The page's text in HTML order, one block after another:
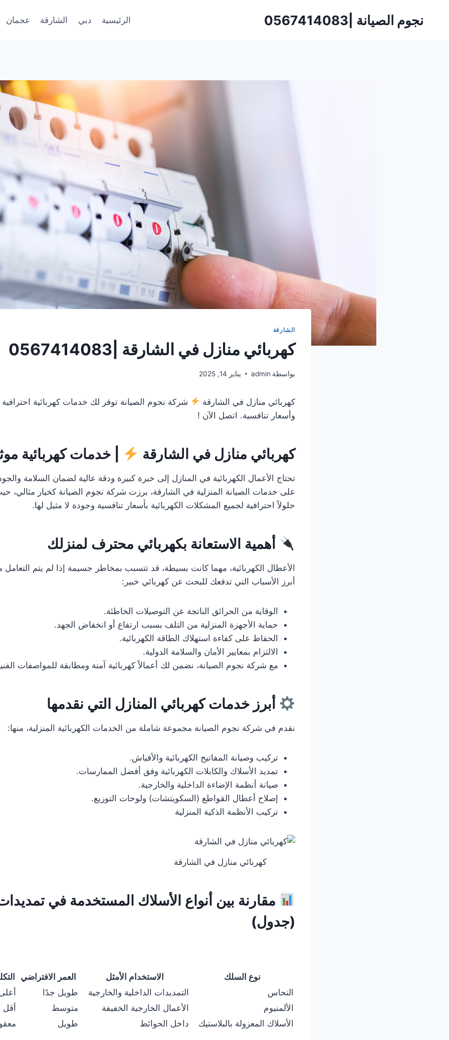
نجوم الصيانة |0567414083 الرئيسية دبي الشارقة عجمان
الشارقة
كهربائي منازل في الشارقة |0567414083
بواسطة admin يناير 14, 2025
كهربائي منازل في الشارقة
شركة نجوم الصيانة توفر لك خدمات كهربائية
وأسعار تنافسية. اتصل الآن !
كهربائي منازل في الشارقة | خدمات كهربائية
تحتاج الأعمال الكهربائية في المنازل إلى خبرة كبيرة ودقة عالية لضمان السلامة
على خدمات الصيانة المنزلية في الشارقة، برزت شركة نجوم الصيانة كخيار مثالي،
حلولاً احترافية لجميع المشكلات الكهربائية بأسعار تنافسية وجودة لا مثيل لها.
أهمية الاستعانة بكهربائي محترف لمنزلك
الأعطال الكهربائية، مهما كانت بسيطة، قد تتسبب بمخاطر جسيمة إذا لم يتم التعامل
أبرز الأسباب التي تدفعك للبحث عن كهربائي خبير:
الوقاية من الحرائق الناتجة عن التوصيلات الخاطئة.
حماية الأجهزة المنزلية من التلف بسبب ارتفاع أو انخفاض الجهد.
الحفاظ على كفاءة استهلاك الطاقة الكهربائية.
الالتزام بمعايير الأمان والسلامة الدولية.
مع شركة نجوم الصيانة، نضمن لك أعمالاً كهربائية آمنة ومطابقة للمواصفات
أبرز خدمات كهربائي المنازل التي نقدمها
نقدم في شركة نجوم الصيانة مجموعة شاملة من الخدمات الكهربائية المنزلية، منها:
تركيب وصيانة المفاتيح الكهربائية والأفياش.
تمديد الأسلاك والكابلات الكهربائية وفق أفضل الممارسات.
صيانة أنظمة الإضاءة الداخلية والخارجية.
إصلاح أعطال القواطع (السكويتشات) ولوحات التوزيع.
تركيب الأنظمة الذكية المنزلية
كهربائي منازل في الشارقة
مقارنة بين أنواع الأسلاك المستخدمة في
(جدول)
نوع السلك الاستخدام الأمثل العمر الافتراضي
النحاس
التمديدات الداخلية والخارجية طويل جدًا
الألمنيوم
الأعمال الخارجية الخفيفة متوسط أقل
الأسلاك المعزولة بالبلاستيك
داخل الحوائط طويل